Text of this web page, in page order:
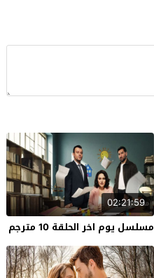
02:21:59
مسلسل يوم اخر الحلقة 10 مترجم